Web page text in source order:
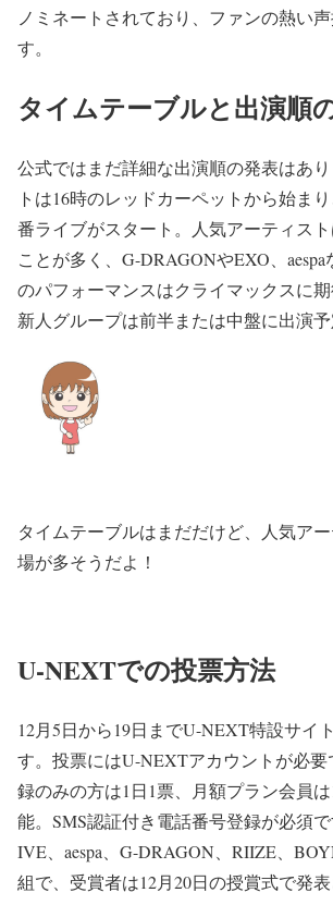
ノミネートされており、ファンの熱い
す。
タイムテーブルと出演順
公式ではまだ詳細な出演順の発表はあ
トは16時のレッドカーペットから始ま
番ライブがスタート。人気アーティス
ことが多く、G-DRAGONやEXO、
のパフォーマンスはクライマックスに期
新人グループは前半または中盤に出演予
タイムテーブルはまだだけど、人気ア
場が多そうだよ！
U-NEXTでの投票方法
12月5日から19日までU-NEXT特設サイ
す。投票にはU-NEXTアカウントが必
録のみの方は1日1票、月額プラン会員
能。SMS認証付き電話番号登録が必須
IVE、aespa、G-DRAGON、RIIZE、
組で、受賞者は12月20日の授賞式で発表